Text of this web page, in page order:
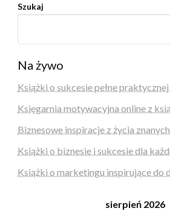
Szukaj
Na żywo
Książki o sukcesie pełne
Księgarnia motywacyjna online z
Biznesowe inspiracje z życia
Książki o biznesie i sukcesie dla
Książki o marketingu inspirujące do
sierpień 2026